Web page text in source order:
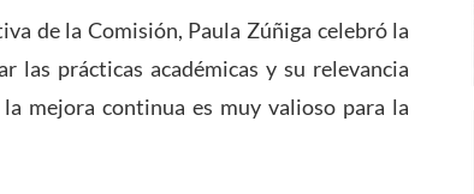
de la Comisión, Paula Zúñiga celebró la
las prácticas académicas y su relevancia
mejora continua es muy valioso para la